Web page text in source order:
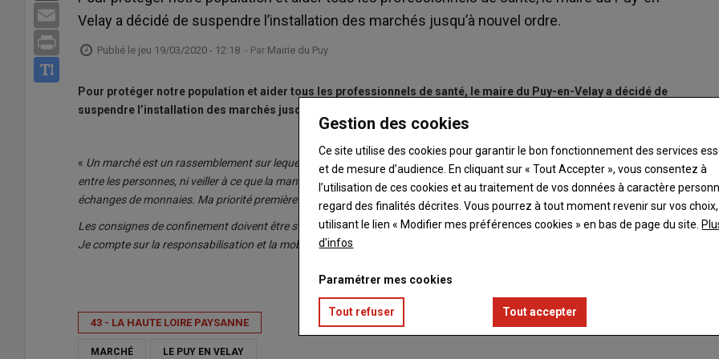
Email
Print
Velay a décidé de suspendre l’installation des marchés jusqu’à nouvel ordre.
Publié le jeu 19/03/2020 - 12:18 - Par Mairie du Puy
Pour protéger notre population et aider tous les professionnels de santé, le maire du Puy-en-Velay a décidé de
suspendre l’installation des marchés jusqu’à nouvel ordre.
« Un marché est un rassemblement sur lequel on ne peut pas filtrer les entrées, ni faire respecter une distance d’un mètre
entre les personnes, ni veiller à ce que la manipulation des fruits et légumes soit faite de manière sécurisée, ni éviter les
échanges de monnaies. Ma priorité première est de protéger les habitants du Puy-en-Velay.
Les consignes de confinement doivent être strictement respectées pour éviter la propagation du virus.
Je compte sur la responsabilisation et la mobilisation de chacun d’entre nous pour enrayer la propagation du virus
43 - LA HAUTE LOIRE PAYSANNE
MARCHÉ LE PUY EN VELAY
Gestion des cookies
Ce site utilise des cookies pour garantir le bon fonctionnement des services
et de mesure d’audience. En cliquant sur « Tout Accepter », vous consentez à
l’utilisation de ces cookies et au traitement de vos données à caractère
regard des finalités décrites. Vous pourrez à tout moment revenir sur vos
utilisant le lien « Modifier mes préférences cookies » en bas de page du site.
d'infos
Paramétrer mes cookies
Tout refuser Tout accepter